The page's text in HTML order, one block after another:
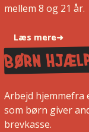
mellem 8 og 21 år.
Læs mere➜
Børn
Arbejd hjemmefra
som børn giver
brevkasse.